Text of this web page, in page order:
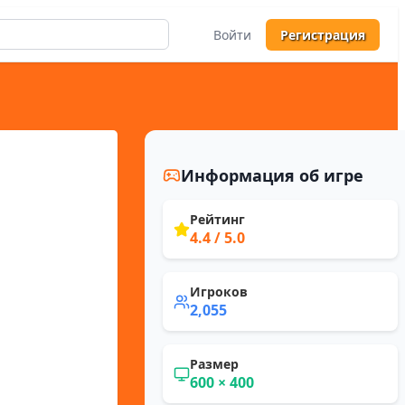
Войти Регистрация
Информация об игре
Рейтинг
4.4/ 5.0
Игроков
2,055
Размер
600 × 400